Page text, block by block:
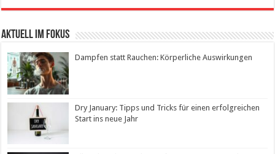
Aktuell im Fokus
Dampfen statt Rauchen: Körperliche Auswirkungen
Dry January: Tipps und Tricks für einen erfolgreichen
Start ins neue Jahr